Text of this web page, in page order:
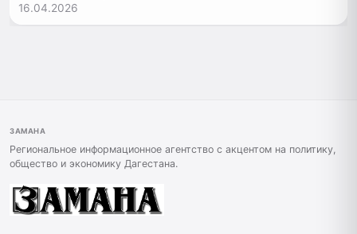
16.04.2026
ЗАМАНА
Региональное информационное агентство с акцентом на политику,
общество и экономику Дагестана.